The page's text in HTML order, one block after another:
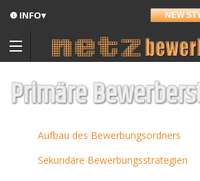
NEW
INFO▾
Updates
Entwickler
Hintergrund
Sitemap
Primäre
Aufbau des Bewerbungsordners
Sekundäre Bewerbungsstrategien